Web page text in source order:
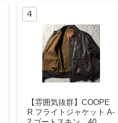
【雰囲気抜群】COOPE
R フライトジャケット A-